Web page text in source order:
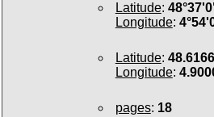
Latitude:
Longitude:
Latitude:
Longitude:
pages: 18